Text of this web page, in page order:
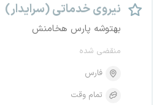
نیروی خدماتی (سرایدار)
بهتوشه پارس هخامنش
منقضی شده
فارس
تمام وقت